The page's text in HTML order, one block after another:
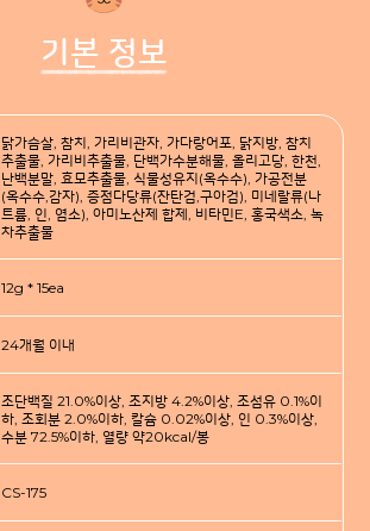
기본 정보
닭가슴살, 참치, 가리비관자, 가다랑어포, 닭지방, 참치
추출물, 가리비추출물, 단백가수분해물, 올리고당, 한천,
난백분말, 효모추출물, 식물성유지(옥수수), 가공전분
(옥수수,감자), 증점다당류(잔탄검,구아검), 미네랄류(나
트륨, 인, 염소), 아미노산제 합제, 비타민E, 홍국색소, 녹
차추출물
12g * 15ea
24개월 이내
조단백질 21.0%이상, 조지방 4.2%이상, 조섬유 0.1%이
하, 조회분 2.0%이하, 칼슘 0.02%이상, 인 0.3%이상,
수분 72.5%이하, 열량 약20kcal/봉
CS-175